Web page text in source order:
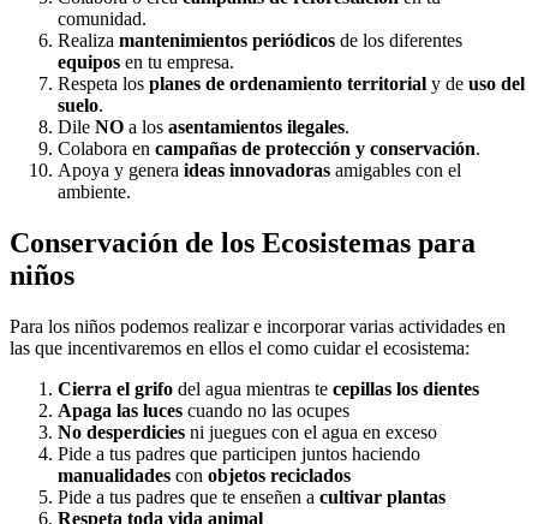
comunidad.
Realiza mantenimientos periódicos de los diferentes
equipos en tu empresa.
Respeta los planes de ordenamiento territorial y de uso del
suelo.
Dile NO a los asentamientos ilegales.
Colabora en campañas de protección y conservación.
Apoya y genera ideas innovadoras amigables con el
ambiente.
Conservación de los Ecosistemas para
niños
Para los niños podemos realizar e incorporar varias actividades en
las que incentivaremos en ellos el como cuidar el ecosistema:
Cierra el grifo del agua mientras te cepillas los dientes
Apaga las luces cuando no las ocupes
No desperdicies ni juegues con el agua en exceso
Pide a tus padres que participen juntos haciendo
manualidades con objetos reciclados
Pide a tus padres que te enseñen a cultivar plantas
Respeta toda vida animal